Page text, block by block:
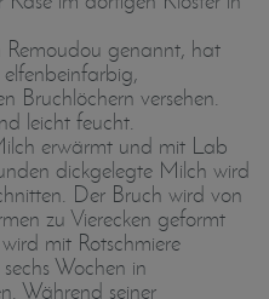
Remoudou genannt, hat
elfenbeinfarbig,
Bruchlöchern versehen.
leicht feucht.
erwärmt und mit Lab
dickgelegte Milch wird
Der Bruch wird von
zu Vierecken geformt
mit Rotschmiere
Wochen in
Während seiner